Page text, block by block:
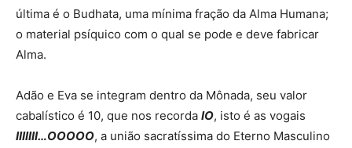
última é o Budhata, uma mínima fração da Alma Humana;
o material psíquico com o qual se pode e deve fabricar
Alma.
Adão e Eva se integram dentro da Mônada, seu valor
cabalístico é 10, que nos recorda IO, isto é as vogais
IIIIIII…OOOOO, a união sacratíssima do Eterno Masculino